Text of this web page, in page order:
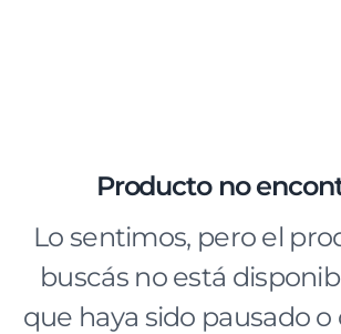
Producto no
Lo sentimos, pero el
buscás no está
que haya sido pausado o